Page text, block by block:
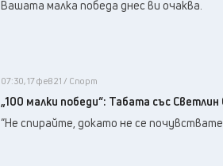
Перник
Русе , 34
Силистра,
Вашата малка победа днес ви очаква.
07:30, 17 фев 21 / Спорт
„100 малки победи“: Табата със Светлин
“Не спирайте, докато не се